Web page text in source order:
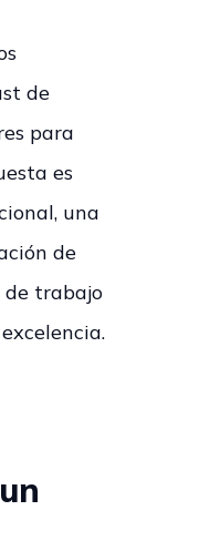
de
para
es
una
de
trabajo